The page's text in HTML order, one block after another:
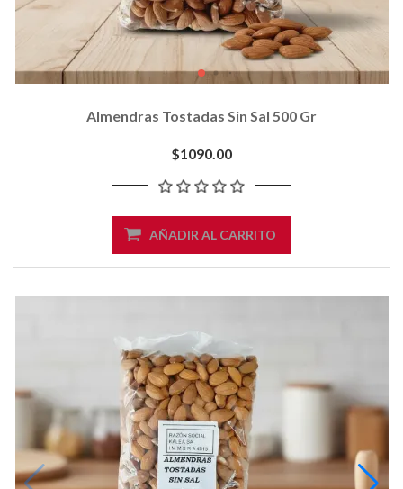
Almendras Tostadas Sin Sal 500 Gr
$1090.00
AÑADIR AL CARRITO